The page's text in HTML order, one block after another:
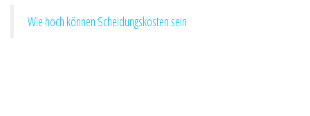
Wie hoch können Scheidungskosten sein